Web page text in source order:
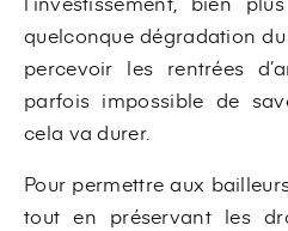
quelconque dégradation
percevoir les rentrées
parfois impossible de
cela va durer.
Pour permettre aux
tout en préservant les